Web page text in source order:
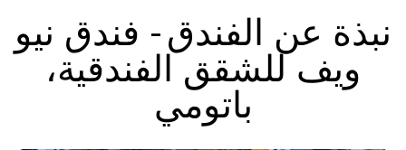
نبذة عن الفندق - فندق نيو
ويف للشقق الفندقية،
باتومي